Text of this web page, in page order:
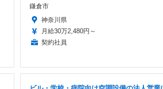
鎌倉市
神奈川県
月給30万2,480円～
契約社員